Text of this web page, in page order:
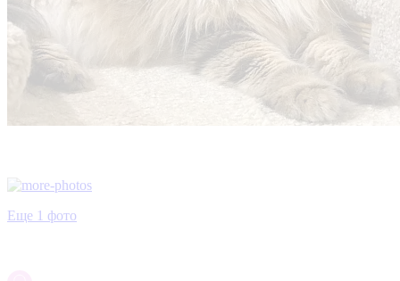
Еще 1 фото